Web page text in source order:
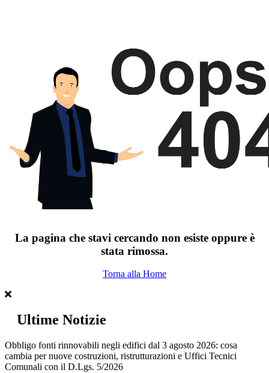
La pagina che stavi cercando non esiste oppure è
stata rimossa.
Torna alla Home
Ultime Notizie
Obbligo fonti rinnovabili negli edifici dal 3 agosto 2026: cosa
cambia per nuove costruzioni, ristrutturazioni e Uffici Tecnici
Comunali con il D.Lgs. 5/2026